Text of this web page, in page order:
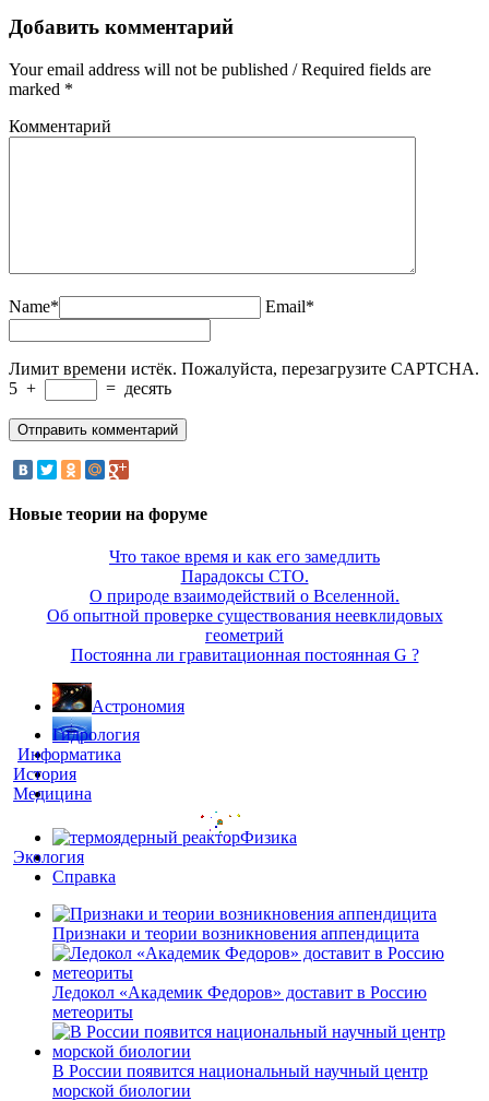
Добавить комментарий
Your email address will not be published / Required fields are
marked *
Комментарий
Name* Email*
Лимит времени истёк. Пожалуйста, перезагрузите CAPTCHA.
5 + = десять
Новые теории на форуме
Что такое время и как его замедлить
Парадоксы СТО.
О природе взаимодействий о Вселенной.
Об опытной проверке существования неевклидовых
геометрий
Постоянна ли гравитационная постоянная G ?
Астрономия
Гидрология
Информатика
История
Медицина
Физика
Экология
Справка
Признаки и теории возникновения аппендицита
Ледокол «Академик Федоров» доставит в Россию
метеориты
В России появится национальный научный центр
морской биологии